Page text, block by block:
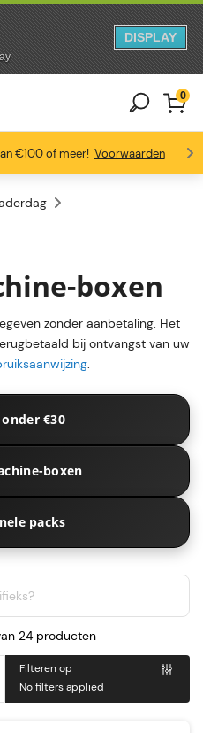
DISPLAY
naar artikel
naar voettekst
€100 of meer! Voorwaarden
vanaf 3 vaten
ons 4.6/5
0
boxen
zonder aanbetaling. Het
bij ontvangst van uw
.
€30
boxen
packs
24producten
Filteren op
No filters applied